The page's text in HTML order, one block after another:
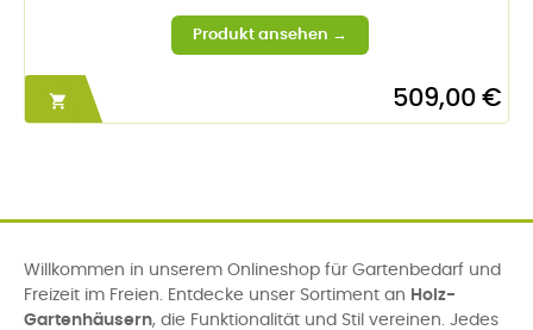
 509,00 €
Willkommen in unserem Onlineshop für Gartenbedarf und
Freizeit im Freien. Entdecke unser Sortiment an Holz-
Gartenhäusern, die Funktionalität und Stil vereinen. Jedes